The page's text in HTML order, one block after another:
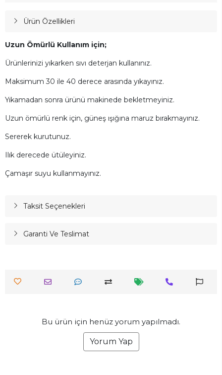
Ürün Özellikleri
Uzun Ömürlü Kullanım için;
Ürünlerinizi yıkarken sıvı deterjan kullanınız.
Maksimum 30 ile 40 derece arasında yıkayınız.
Yıkamadan sonra ürünü makinede bekletmeyiniz.
Uzun ömürlü renk için, güneş ışığına maruz bırakmayınız.
Sererek kurutunuz.
Ilık derecede ütüleyiniz.
Çamaşır suyu kullanmayınız.
Taksit Seçenekleri
Garanti Ve Teslimat
Bu ürün için henüz yorum yapılmadı.
Yorum Yap